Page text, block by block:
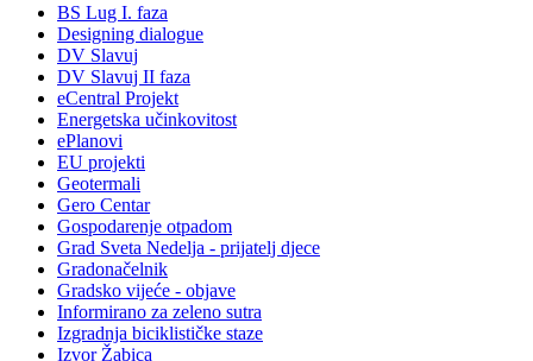
BS Lug I. faza
Designing dialogue
DV Slavuj
DV Slavuj II faza
eCentral Projekt
Energetska učinkovitost
ePlanovi
EU projekti
Geotermali
Gero Centar
Gospodarenje otpadom
Grad Sveta Nedelja - prijatelj djece
Gradonačelnik
Gradsko vijeće - objave
Informirano za zeleno sutra
Izgradnja biciklističke staze
Izvor Žabica